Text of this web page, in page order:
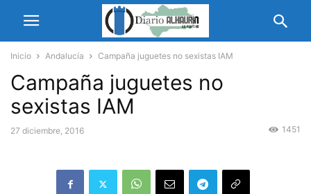
Inicio Andalucía Campaña juguetes no sexistas IAM
Campaña juguetes no
sexistas IAM
27 diciembre, 2016 1451